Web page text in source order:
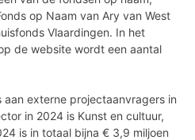
op Naam van Ary van West
Vlaardingen. In het
de website wordt een aantal
externe projectaanvragers in
in 2024 is Kunst en cultuur,
is in totaal bijna € 3,9 miljoen